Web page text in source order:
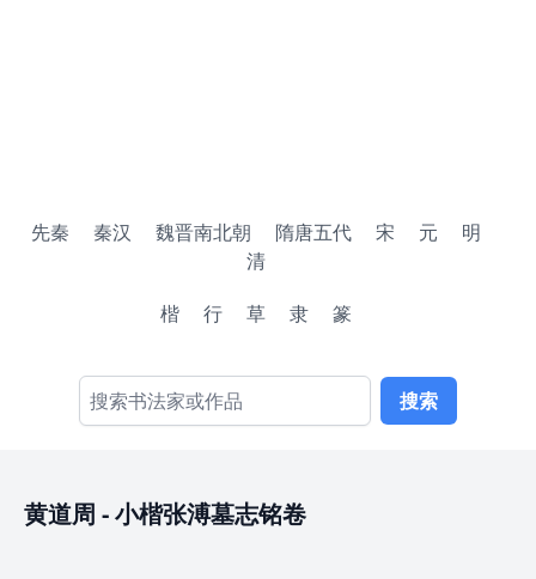
先秦 秦汉 魏晋南北朝 隋唐五代 宋 元
明
清
楷
行 草 隶 篆
搜索
黄道周 -小楷张溥墓志铭卷